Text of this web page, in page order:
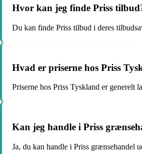
Hvor kan jeg finde Priss
Du kan finde Priss tilbud i deres
Hvad er priserne hos Priss
Priserne hos Priss Tyskland er generelt
Kan jeg handle i Priss
Ja, du kan handle i Priss grænsehandel